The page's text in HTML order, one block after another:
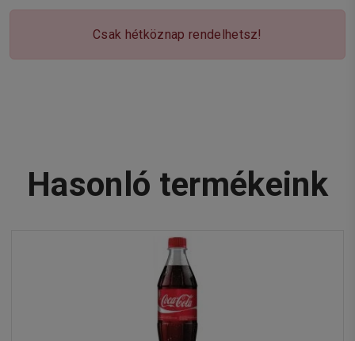
Csak hétköznap rendelhetsz!
Hasonló termékeink